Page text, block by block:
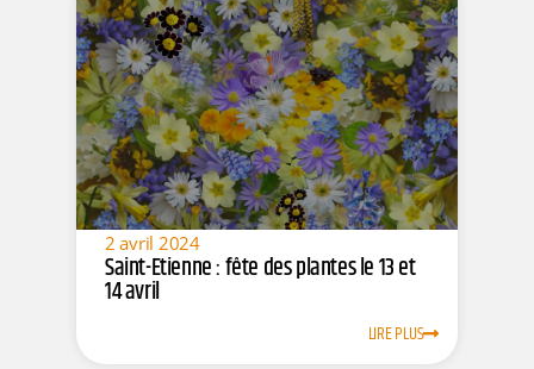
2 avril 2024
Saint-Etienne : fête des plantes le 13 et
14 avril
LIRE PLUS